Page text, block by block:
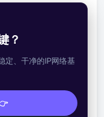
？
定、干净的IP网络基